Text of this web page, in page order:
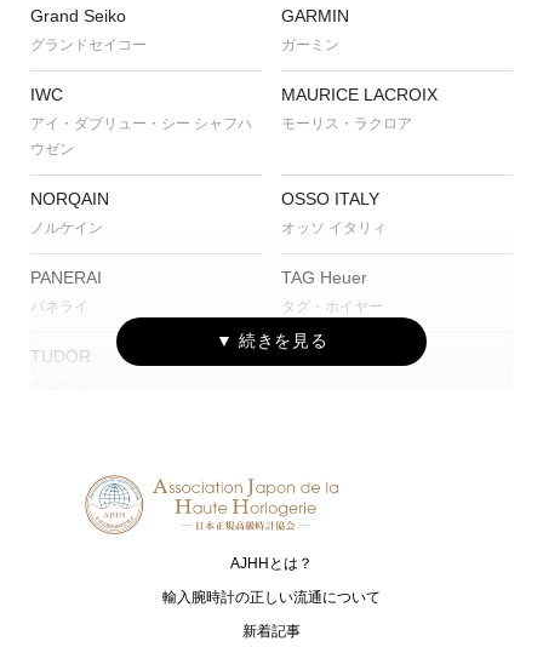
Grand Seiko
グランドセイコー
GARMIN
ガーミン
IWC
アイ・ダブリュー・シー シャフハ
ウゼン
MAURICE LACROIX
モーリス・ラクロア
NORQAIN
ノルケイン
OSSO ITALY
オッソ イタリィ
PANERAI
パネライ
TAG Heuer
タグ・ホイヤー
TUDOR
AJHHとは？
輸入腕時計の正しい流通について
新着記事